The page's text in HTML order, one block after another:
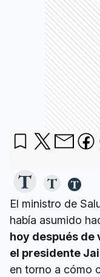
El ministro de
había asumido
hoy después de
el presidente
en torno a cómo